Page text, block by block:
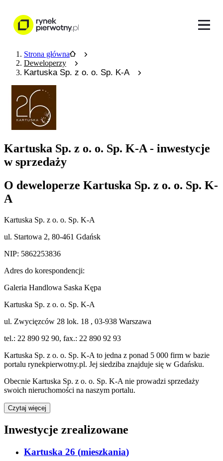
Strona główna
Deweloperzy
Kartuska Sp. z o. o. Sp. K-A
Kartuska Sp. z o. o. Sp. K-A - inwestycje
w sprzedaży
O deweloperze Kartuska Sp. z o. o. Sp. K-
A
Kartuska Sp. z o. o. Sp. K-A
ul. Startowa 2, 80-461 Gdańsk
NIP: 5862253836
Adres do korespondencji:
Galeria Handlowa Saska Kępa
Kartuska Sp. z o. o. Sp. K-A
ul. Zwycięzców 28 lok. 18 , 03-938 Warszawa
tel.: 22 890 92 90, fax.: 22 890 92 93
Kartuska Sp. z o. o. Sp. K-A to jedna z ponad 5 000 firm w bazie
portalu rynekpierwotny.pl. Jej siedziba znajduje się w Gdańsku.
Obecnie Kartuska Sp. z o. o. Sp. K-A nie prowadzi sprzedaży
swoich nieruchomości na naszym portalu.
Czytaj więcej
Inwestycje zrealizowane
Kartuska 26 (mieszkania)